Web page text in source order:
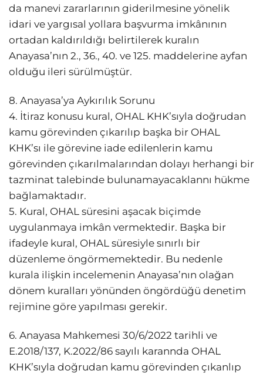
da manevi zararlarının giderilmesine yönelik
idari ve yargısal yollara başvurma imkânının
ortadan kaldırıldığı belirtilerek kuralın
Anayasa’nın 2., 36., 40. ve 125. maddelerine ayfan
olduğu ileri sürülmüştür.
8. Anayasa’ya Aykırılık Sorunu
4. İtiraz konusu kural, OHAL KHK’sıyla doğrudan
kamu görevinden çıkarılıp başka bir OHAL
KHK’sı ile görevine iade edilenlerin kamu
görevinden çıkarılmalarından dolayı herhangi bir
tazminat talebinde bulunamayacaklannı hükme
bağlamaktadır.
5. Kural, OHAL süresini aşacak biçimde
uygulanmaya imkân vermektedir. Başka bir
ifadeyle kural, OHAL süresiyle sınırlı bir
düzenleme öngörmemektedir. Bu nedenle
kurala ilişkin incelemenin Anayasa’nın olağan
dönem kuralları yönünden öngördüğü denetim
rejimine göre yapılması gerekir.
6. Anayasa Mahkemesi 30/6/2022 tarihli ve
E.2018/137, K.2022/86 sayılı karannda OHAL
KHK’sıyla doğrudan kamu görevinden çıkanlıp